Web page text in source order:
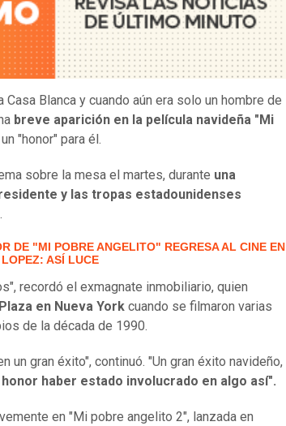
Blanca y cuando aún era solo un hombre de
breve aparición en la película navideña "Mi
"honor" para él.
sobre la mesa el martes, durante una
y las tropas estadounidenses
DE "MI POBRE ANGELITO" REGRESA AL CINE EN
ASÍ LUCE
recordó el exmagnate inmobiliario, quien
en Nueva York cuando se filmaron varias
de la década de 1990.
un gran éxito", continuó. "Un gran éxito navideño,
honor haber estado involucrado en algo así".
en "Mi pobre angelito 2", lanzada en